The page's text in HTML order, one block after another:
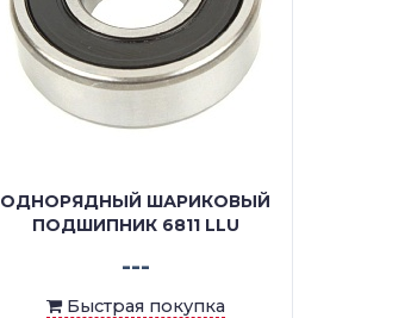
ОДНОРЯДНЫЙ ШАРИКОВЫЙ
ПОДШИПНИК 6811 LLU
---
Быстрая покупка